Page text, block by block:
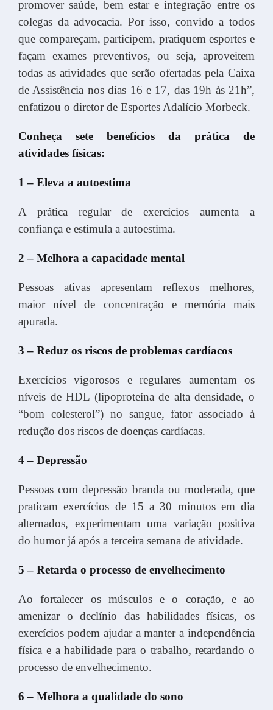
promover saúde, bem estar e integração entre os
colegas da advocacia. Por isso, convido a todos
que compareçam, participem, pratiquem esportes e
façam exames preventivos, ou seja, aproveitem
todas as atividades que serão ofertadas pela Caixa
de Assistência nos dias 16 e 17, das 19h às 21h”,
enfatizou o diretor de Esportes Adalício Morbeck.
Conheça sete benefícios da prática de
atividades físicas:
1 – Eleva a autoestima
A prática regular de exercícios aumenta a
confiança e estimula a autoestima.
2 – Melhora a capacidade mental
Pessoas ativas apresentam reflexos melhores,
maior nível de concentração e memória mais
apurada.
3 – Reduz os riscos de problemas cardíacos
Exercícios vigorosos e regulares aumentam os
níveis de HDL (lipoproteína de alta densidade, o
“bom colesterol”) no sangue, fator associado à
redução dos riscos de doenças cardíacas.
4 – Depressão
Pessoas com depressão branda ou moderada, que
praticam exercícios de 15 a 30 minutos em dia
alternados, experimentam uma variação positiva
do humor já após a terceira semana de atividade.
5 – Retarda o processo de envelhecimento
Ao fortalecer os músculos e o coração, e ao
amenizar o declínio das habilidades físicas, os
exercícios podem ajudar a manter a independência
física e a habilidade para o trabalho, retardando o
processo de envelhecimento.
6 – Melhora a qualidade do sono